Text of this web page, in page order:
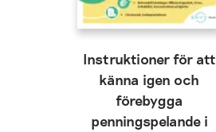
Instruktioner för att
känna igen och
förebygga
penningspelande i